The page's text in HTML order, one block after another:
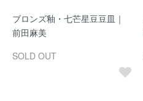
ブロンズ釉・七芒星豆豆皿｜
前田麻美
SOLD OUT